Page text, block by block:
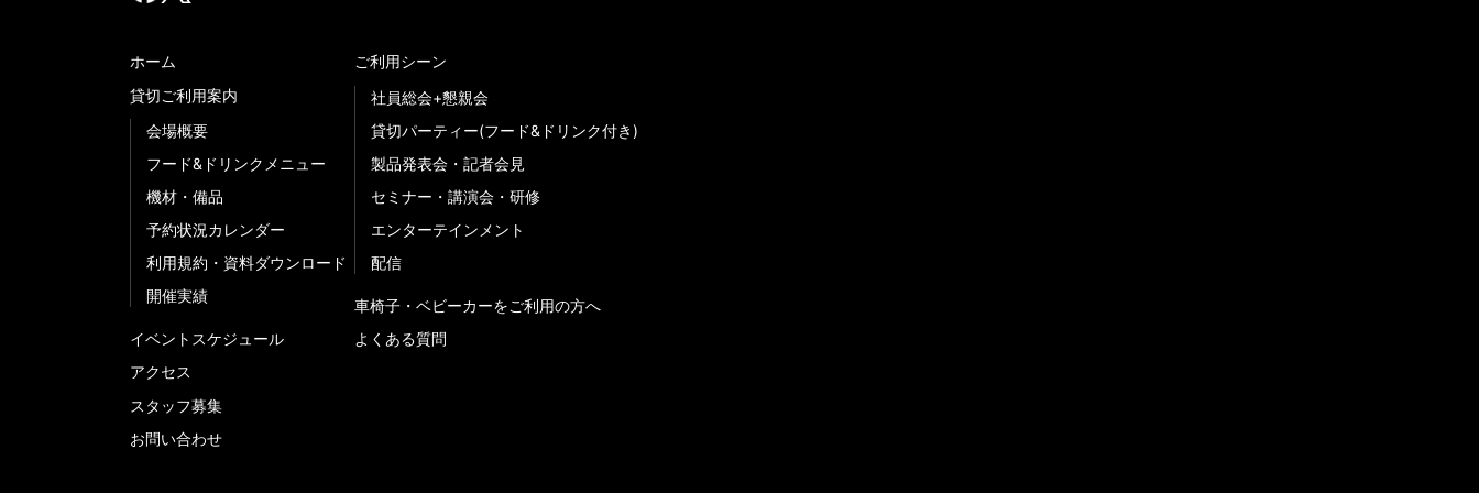
ホーム
貸切ご利用案内
会場概要
フード&ドリンクメニュー
機材・備品
予約状況カレンダー
利用規約・資料ダウンロード
開催実績
イベントスケジュール
アクセス
スタッフ募集
お問い合わせ
ご利用シーン
社員総会+懇親会
貸切パーティー(フード&ドリンク付き)
製品発表会・記者会見
セミナー・講演会・研修
エンターテインメント
配信
車椅子・ベビーカーをご利用の方へ
よくある質問